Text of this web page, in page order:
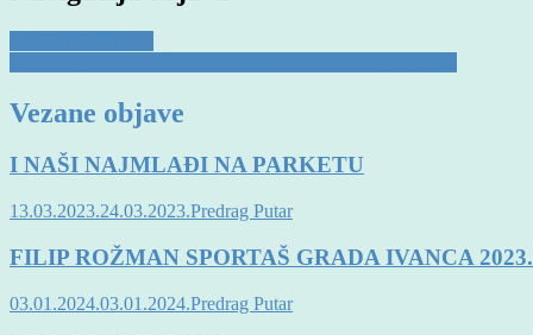
Vezane objave
I NAŠI NAJMLAĐI NA PARKETU
13.03.2023.24.03.2023.Predrag Putar
FILIP ROŽMAN SPORTAŠ GRADA IVANCA
03.01.2024.03.01.2024.Predrag Putar